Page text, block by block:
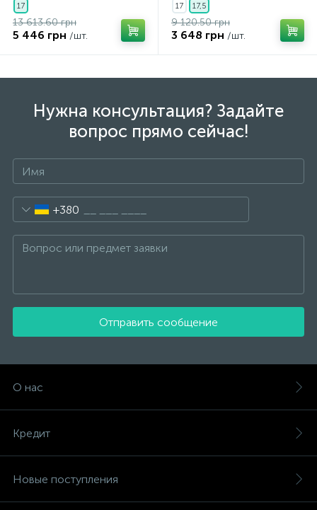
17
13 613.60 грн
5 446 грн /шт.
17 17,5
9 120.50 грн
3 648 грн /шт.
Нужна консультация? Задайте
вопрос прямо сейчас!
+380
Отправить сообщение
О нас
Кредит
Новые поступления